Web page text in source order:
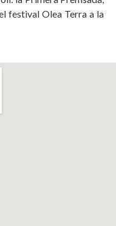
festival Olea Terra a la